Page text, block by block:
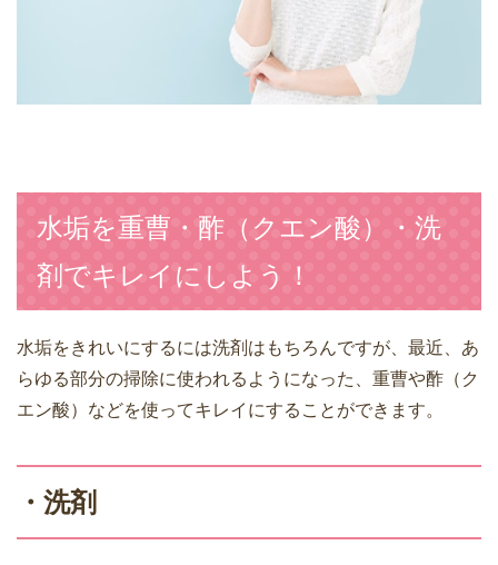
水垢を重曹・酢（クエン酸）・洗
剤でキレイにしよう！
水垢をきれいにするには洗剤はもちろんですが、最近、あ
らゆる部分の掃除に使われるようになった、重曹や酢（ク
エン酸）などを使ってキレイにすることができます。
・洗剤